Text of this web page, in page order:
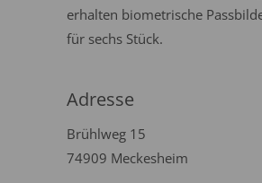
erhalten biometrische
für sechs Stück.
Adresse
Brühlweg 15
74909 Meckesheim